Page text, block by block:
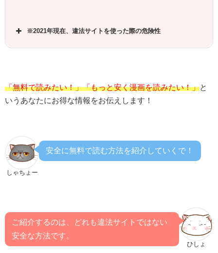
※2021年現在、違法サイトを使った際の危険性
「無料で読みたい！」「もっと安く漫画を読みたい！」と
いうあなたにお得な情報をお伝えします！
しゃちょー
安全に無料で読む方法を紹介していくで！
ひしょ
ご紹介するのは、どれも違法サイトではない
安全な方法です。